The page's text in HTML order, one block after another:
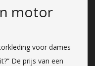
motor
voor dames
De prijs van een